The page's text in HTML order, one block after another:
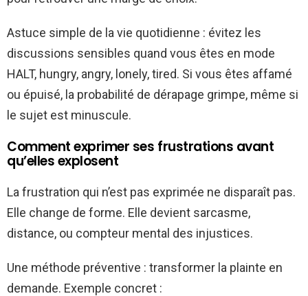
Astuce simple de la vie quotidienne : évitez les
discussions sensibles quand vous êtes en mode
HALT, hungry, angry, lonely, tired. Si vous êtes affamé
ou épuisé, la probabilité de dérapage grimpe, même si
le sujet est minuscule.
Comment exprimer ses frustrations avant
qu’elles explosent
La frustration qui n’est pas exprimée ne disparaît pas.
Elle change de forme. Elle devient sarcasme,
distance, ou compteur mental des injustices.
Une méthode préventive : transformer la plainte en
demande. Exemple concret :